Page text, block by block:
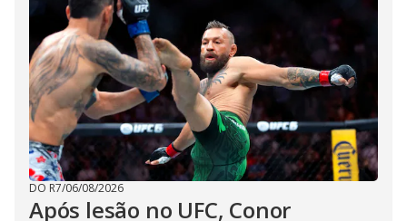
DO R7/06/08/2026
Após lesão no UFC, Conor